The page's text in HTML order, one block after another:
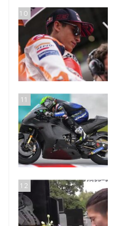
10
11
12